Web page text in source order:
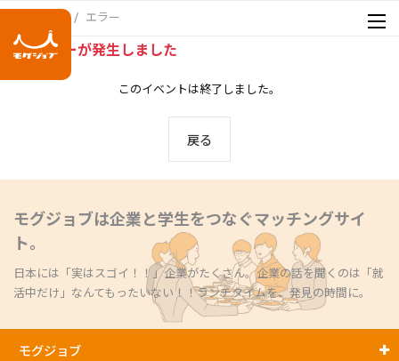
エラー
エラーが発生しました
このイベントは終了しました。
戻る
モグジョブは企業と学生をつなぐマッチングサイ
ト。
日本には「実はスゴイ！！」企業がたくさん。企業の話を聞くのは「就
活中だけ」なんてもったいない！！ランチタイムを、発見の時間に。
モグジョブ